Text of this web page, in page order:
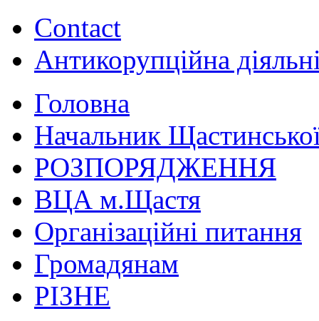
Contact
Антикорупційна
Головна
Начальник
РОЗПОРЯДЖЕННЯ
ВЦА м.Щастя
Організаційні питання
Громадянам
РІЗНЕ